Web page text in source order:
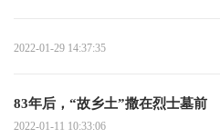
2022-01-29 14:37:35
83年后，“故乡土”撒在烈士墓前
2022-01-11 10:33:06